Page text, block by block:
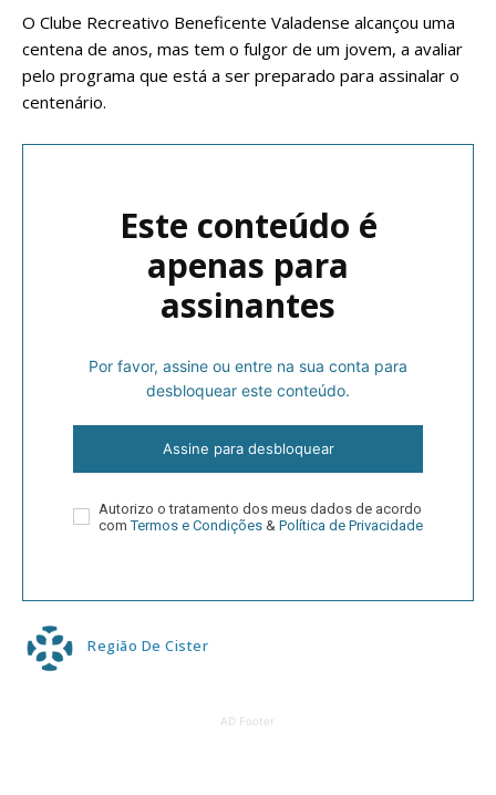
O Clube Recreativo Beneficente Valadense alcançou uma
centena de anos, mas tem o fulgor de um jovem, a avaliar
pelo programa que está a ser preparado para assinalar o
centenário.
Este conteúdo é
apenas para
assinantes
Por favor, assine ou entre na sua conta para
desbloquear este conteúdo.
Assine para desbloquear
Autorizo o tratamento dos meus dados de acordo
comTermos e Condições & Política de Privacidade
Região De Cister
AD Footer